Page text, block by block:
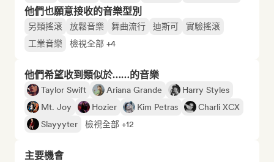
他們也願意接收的音樂型別
另類搖滾 放鬆音樂 舞曲流行 迪斯可
實驗搖滾
工業音樂
檢視全部 +4
他們希望收到類似於……的音樂
Taylor Swift Ariana Grande
Harry Styles
Mt. Joy
Hozier Kim Petras
Charli XCX
Slayyyter
檢視全部 +12
主要機會